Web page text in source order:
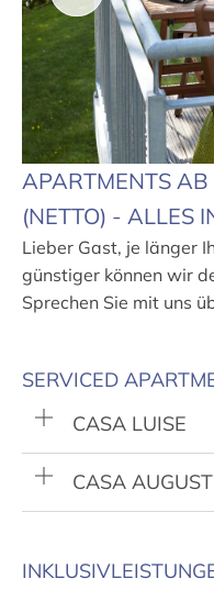
APARTMENTS
(NETTO) - ALLES
Lieber Gast, je länger
günstiger können wir
Sprechen Sie mit uns
SERVICED
CASA LUISE
CASA